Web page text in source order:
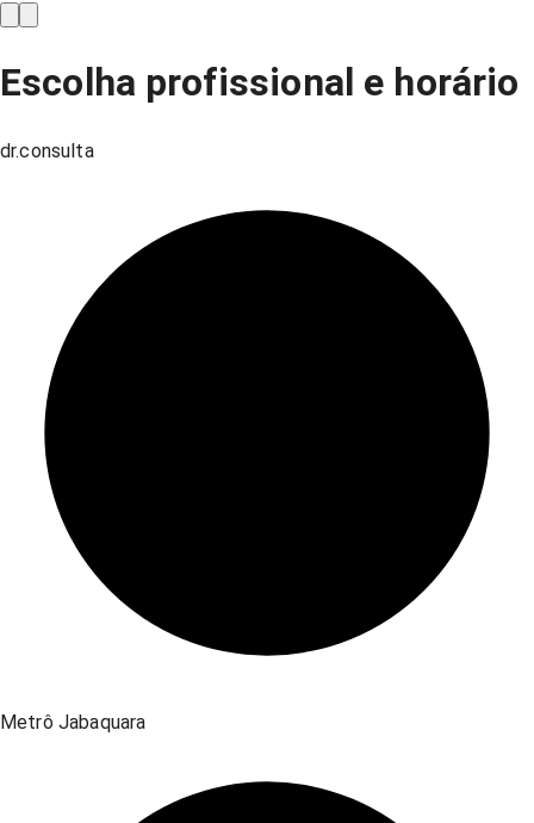
Escolha profissional e horário
dr.consulta
Metrô Jabaquara